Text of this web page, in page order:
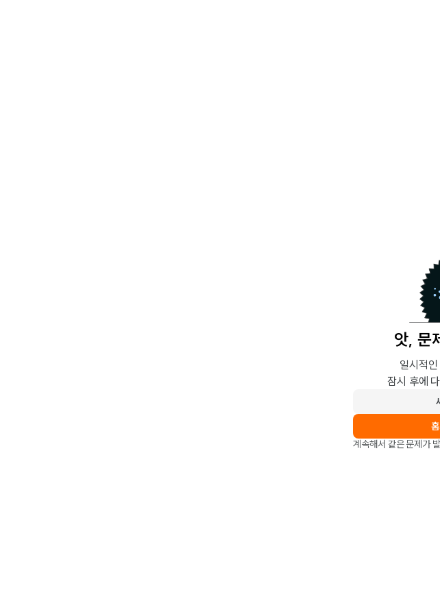
앗, 문
일시적
잠시 후에
계속해서 같은 문제가